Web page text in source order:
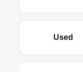
Used